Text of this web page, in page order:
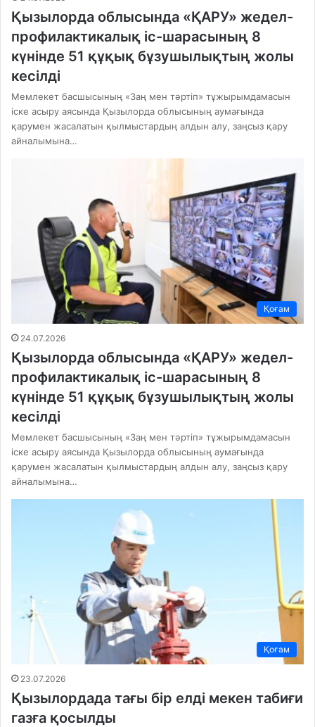
Қызылорда облысында «ҚАРУ» жедел-
профилактикалық іс-шарасының 8
күнінде 51 құқық бұзушылықтың жолы
кесілді
Мемлекет басшысының «Заң мен тәртіп» тұжырымдамасын
іске асыру аясында Қызылорда облысының аумағында
қарумен жасалатын қылмыстардың алдын алу, заңсыз қару
айналымына…
Қоғам
24.07.2026
Қызылорда облысында «ҚАРУ» жедел-
профилактикалық іс-шарасының 8
күнінде 51 құқық бұзушылықтың жолы
кесілді
Мемлекет басшысының «Заң мен тәртіп» тұжырымдамасын
іске асыру аясында Қызылорда облысының аумағында
қарумен жасалатын қылмыстардың алдын алу, заңсыз қару
айналымына…
Қоғам
23.07.2026
Қызылордада тағы бір елді мекен табиғи
газға қосылды